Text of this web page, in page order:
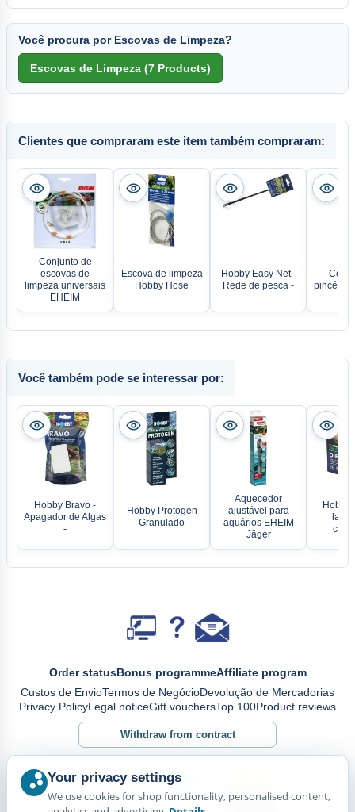
Você procura por Escovas de Limpeza?
Clientes que compraram este item também compraram:
Conjunto de
escovas de
limpeza universais
EHEIM
Escova de limpeza
Hobby Hose
Hobby Easy Net -
Rede de pesca -
pincéis
Você também pode se interessar por:
Hobby Bravo -
Apagador de Algas
-
Hobby Protogen
Granulado
Aquecedor
ajustável para
aquários EHEIM
Jäger
Hobby
Order statusBonus programmeAffiliate program
Custos de EnvioTermos de NegócioDevolução de Mercadorias
Privacy PolicyLegal noticeGift vouchersTop 100Product reviews
Withdraw from contract
Your privacy settings
We use cookies for shop functionality, personalised content,